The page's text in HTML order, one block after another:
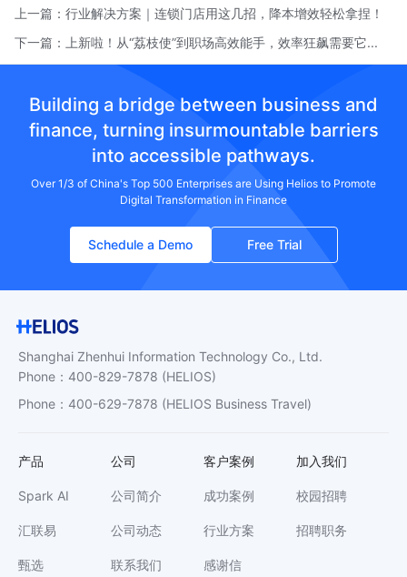
上一篇： 行业解决方案｜连锁门店用这几招，降本增效轻松拿捏！
下一篇： 上新啦！从“荔枝使”到职场高效能手，效率狂飙需要它...
Building a bridge between business and
finance, turning insurmountable barriers
into accessible pathways.
Over 1/3 of China's Top 500 Enterprises are Using Helios to Promote
Digital Transformation in Finance
Schedule a Demo Free Trial
Shanghai Zhenhui Information Technology Co., Ltd.
Phone ： 400-829-7878 (HELIOS)
Phone ： 400-629-7878 (HELIOS Business Travel)
产品
Spark AI
汇联易
甄选
公司
公司简介
公司动态
联系我们
客户案例
成功案例
行业方案
感谢信
加入我们
校园招聘
招聘职务